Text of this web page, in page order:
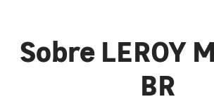
Sobre LEROY
BR